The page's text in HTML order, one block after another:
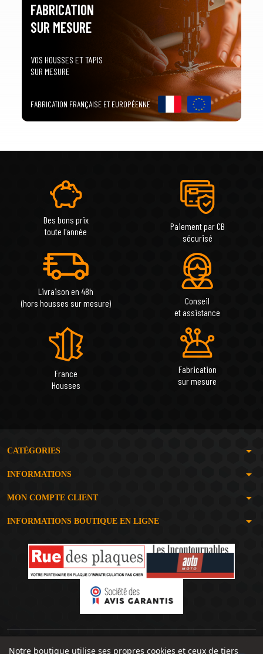
FABRICATION
SUR MESURE
VOS HOUSSES ET TAPIS
SUR MESURE
FABRICATION FRANÇAISE ET EUROPÉENNE
Des bons prix
toute l'année
Paiement par CB
sécurisé
Livraison en 48h
(hors housses sur mesure)
Conseil
et assistance
France
Housses
Fabrication
sur mesure
CATÉGORIES arrow_drop_down
INFORMATIONS arrow_drop_down
MON COMPTE CLIENT arrow_drop_down
INFORMATIONS BOUTIQUE EN LIGNE arrow_drop_down
Notre boutique utilise ses propres cookies et ceux de tiers